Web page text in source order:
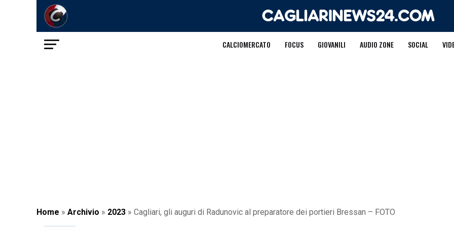
CALCIOMERCATO FOCUS GIOVANILI AUDIO ZONE SOCIAL
Home » Archivio » 2023 » Cagliari, gli auguri di Radunovic al preparatore dei portieri Bressan – FOTO